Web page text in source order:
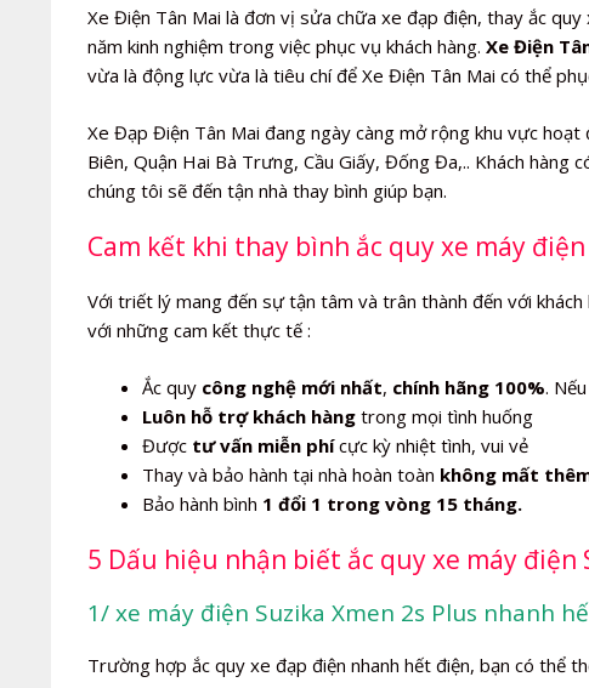
Xe Điện Tân Mai là đơn vị sửa chữa xe đạp điện, thay ắc
năm kinh nghiệm trong việc phục vụ khách hàng. Xe Điện
vừa là động lực vừa là tiêu chí để Xe Điện Tân Mai có thể
Xe Đạp Điện Tân Mai đang ngày càng mở rộng khu vực
Biên, Quận Hai Bà Trưng, Cầu Giấy, Đống Đa,.. Khách hàng
chúng tôi sẽ đến tận nhà thay bình giúp bạn.
Cam kết khi thay bình ắc quy xe máy
Với triết lý mang đến sự tận tâm và trân thành đến với
với những cam kết thực tế :
Ắc quy công nghệ mới nhất, chính hãng 100%.
Luôn hỗ trợ khách hàng trong mọi tình huống
Được tư vấn miễn phícực kỳ nhiệt tình, vui vẻ
Thay và bảo hành tại nhà hoàn toàn không mất
Bảo hành bình 1 đổi 1 trong vòng 15 tháng.
5 Dấu hiệu nhận biết ắc quy xe máy điện
1/ xe máy điện Suzika Xmen 2s Plus nhanh
Trường hợp ắc quy xe đạp điện nhanh hết điện, bạn có thể